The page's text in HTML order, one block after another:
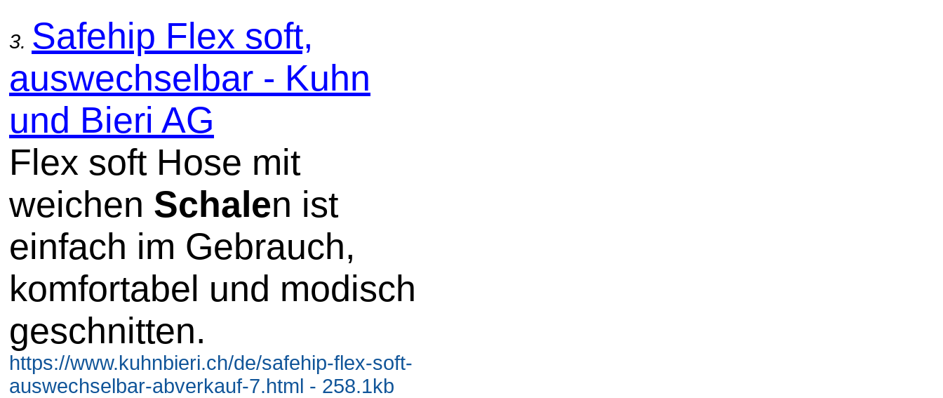
3. Safehip Flex soft,
auswechselbar - Kuhn
und Bieri AG
Flex soft Hose mit
weichen Schalen ist
einfach im Gebrauch,
komfortabel und modisch
geschnitten.
https://www.kuhnbieri.ch/de/safehip-flex-soft-
auswechselbar-abverkauf-7.html - 258.1kb